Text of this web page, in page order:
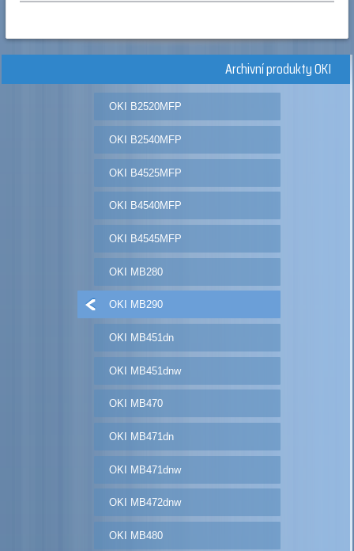
Archivní produkty OKI
OKI B2520MFP
OKI B2540MFP
OKI B4525MFP
OKI B4540MFP
OKI B4545MFP
OKI MB280
OKI MB290
OKI MB451dn
OKI MB451dnw
OKI MB470
OKI MB471dn
OKI MB471dnw
OKI MB472dnw
OKI MB480